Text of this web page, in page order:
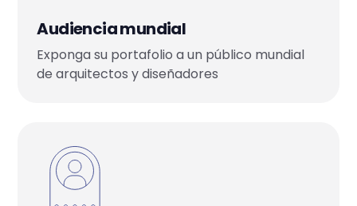
Audiencia mundial
Exponga su portafolio a un público mundial
de arquitectos y diseñadores